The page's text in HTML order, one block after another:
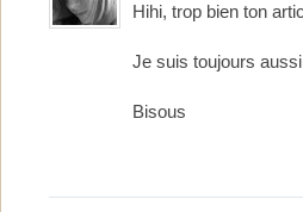
Hihi, trop bien ton
Je suis toujours
Bisous